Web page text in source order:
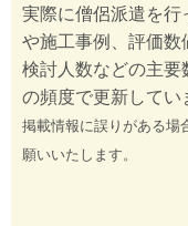
実際に僧侶派遣を行
や施工事例、評価数
検討人数などの主要
の頻度で更新してい
掲載情報に誤りがある場
願いいたします。